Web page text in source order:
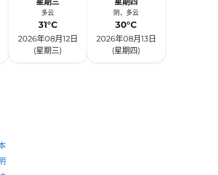
多云
31°C
2026年08月12日
(星期三)
阴，多云
30°C
2026年08月13日
(星期四)